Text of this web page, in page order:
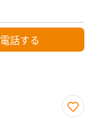
電話する